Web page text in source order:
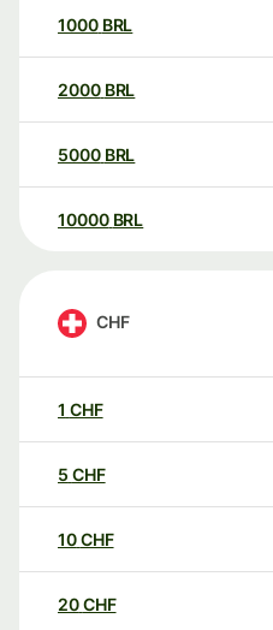
1000 BRL
2000 BRL
5000 BRL
10000 BRL
CHF
1 CHF
5 CHF
10CHF
20CHF